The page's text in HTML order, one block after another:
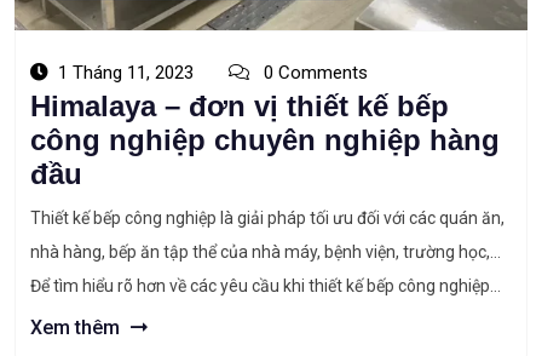
1 Tháng 11, 2023 0 Comments
Himalaya – đơn vị thiết kế bếp
công nghiệp chuyên nghiệp hàng
đầu
Thiết kế bếp công nghiệp là giải pháp tối ưu đối với các quán ăn,
nhà hàng, bếp ăn tập thể của nhà máy, bệnh viện, trường học,…
Để tìm hiểu rõ hơn về các yêu cầu khi thiết kế bếp công nghiệp
cũng như lý do chủ đầu tư nên lựa chọn Himalaya là […]
Xem thêm